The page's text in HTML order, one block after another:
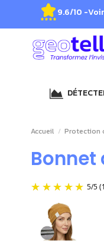
9.6/10 -
Accueil Protection